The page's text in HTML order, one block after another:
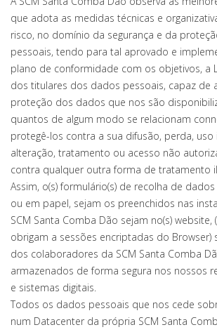
que adota as medidas técnicas e
risco, no domínio da segurança e da
pessoais, tendo para tal aprovado e
plano de conformidade com os objetivos, a
dos titulares dos dados pessoais, capaz de
proteção dos dados que nos são
quantos de algum modo se relacionam
protegê-los contra a sua difusão, perda, uso
alteração, tratamento ou acesso não
contra qualquer outra forma de tratamento
Assim, o(s) formulário(s) de recolha de
ou em papel, sejam os preenchidos nas
SCM Santa Comba Dão sejam no(s)
obrigam a sessões encriptadas do Browser)
dos colaboradores da SCM Santa Comba
armazenados de forma segura nos nossos
e sistemas digitais.
Todos os dados pessoais que nos cede
num Datacenter da própria SCM Santa